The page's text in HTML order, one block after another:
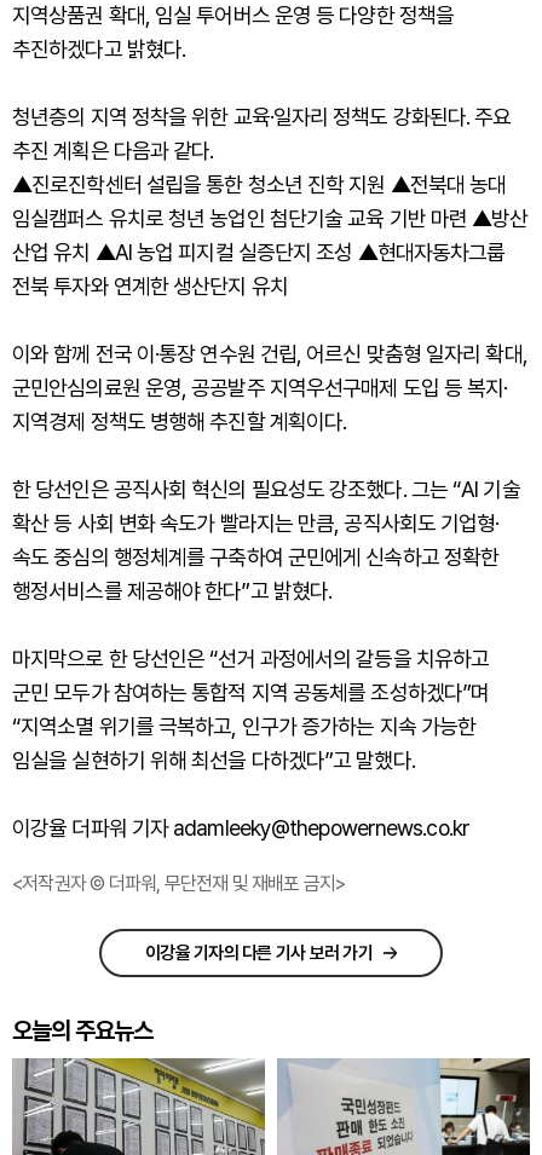
지역상품권 확대, 임실 투어버스 운영 등 다양한 정책을
추진하겠다고 밝혔다.
청년층의 지역 정착을 위한 교육·일자리 정책도 강화된다. 주요
추진 계획은 다음과 같다.
▲진로진학센터 설립을 통한 청소년 진학 지원 ▲전북대 농대
임실캠퍼스 유치로 청년 농업인 첨단기술 교육 기반 마련 ▲방산
산업 유치 ▲AI 농업 피지컬 실증단지 조성 ▲현대자동차그룹
전북 투자와 연계한 생산단지 유치
이와 함께 전국 이·통장 연수원 건립, 어르신 맞춤형 일자리 확대,
군민안심의료원 운영, 공공발주 지역우선구매제 도입 등 복지·
지역경제 정책도 병행해 추진할 계획이다.
한 당선인은 공직사회 혁신의 필요성도 강조했다. 그는 “AI 기술
확산 등 사회 변화 속도가 빨라지는 만큼, 공직사회도 기업형·
속도 중심의 행정체계를 구축하여 군민에게 신속하고 정확한
행정서비스를 제공해야 한다”고 밝혔다.
마지막으로 한 당선인은 “선거 과정에서의 갈등을 치유하고
군민 모두가 참여하는 통합적 지역 공동체를 조성하겠다”며
“지역소멸 위기를 극복하고, 인구가 증가하는 지속 가능한
임실을 실현하기 위해 최선을 다하겠다”고 말했다.
이강율 더파워 기자 adamleeky@thepowernews.co.kr
<저작권자 © 더파워, 무단전재 및 재배포 금지>
이강율 기자의 다른 기사 보러 가기
오늘의 주요뉴스